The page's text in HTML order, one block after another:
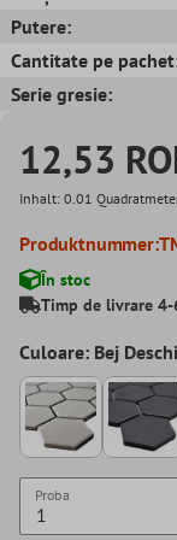
Putere:
Cantitate pe
Serie gresie:
12,53
Inhalt: 0.01
Produktnummer:
În stoc
Timp de livrare
Culoare: Bej
Proba